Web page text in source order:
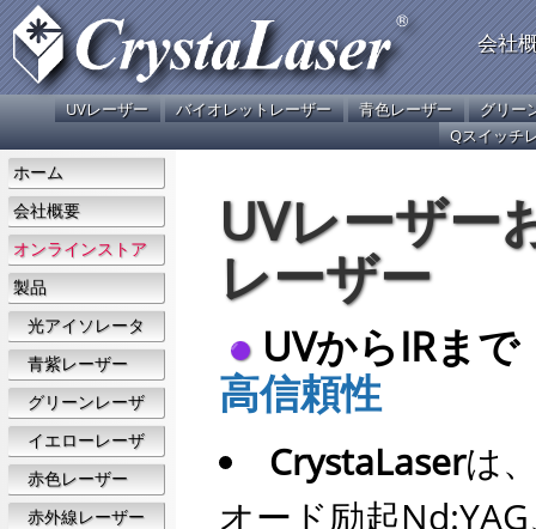
会社
UVレーザー バイオレットレーザー 青色レーザー
グリー
Qスイッチ
ホーム
会社概要
オンラインストア
製品
光アイソレータ
青紫レーザー
グリーンレーザ
ー
イエローレーザ
ー
赤色レーザー
赤外線レーザー
UVレーザー
レーザー
UVからIRまで
高信頼性
CrystaLaserは
オード励起